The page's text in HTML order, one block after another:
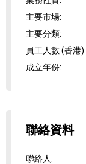
主要市場:
主要分類:
員工人數 (香港):
成立年份:
聯絡資料
聯絡人: